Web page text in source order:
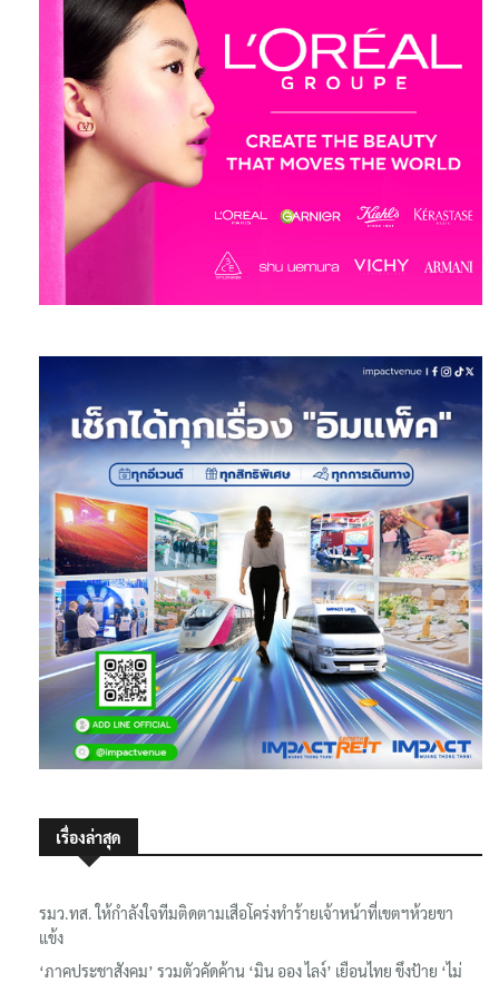
เรื่องล่าสุด
รมว.ทส. ให้กำลังใจทีมติดตามเสือโคร่งทำร้ายเจ้าหน้าที่เขตฯห้วยขา
แข้ง
‘ภาคประชาสังคม’ รวมตัวคัดค้าน ‘มิน ออง ไลง์’ เยือนไทย ขึงป้าย ‘ไม่